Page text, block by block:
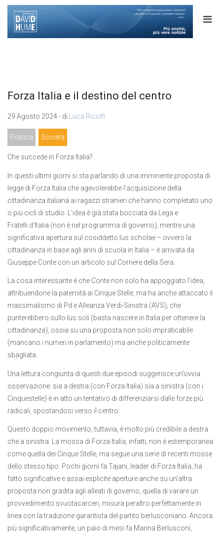
Forza Italia e il destino del centro
29 Agosto 2024 - di Luca Ricolfi
Politica Società
Che succede in Forza Italia?
In questi ultimi giorni si sta parlando di una imminente proposta di
legge di Forza Italia che agevolerebbe l’acquisizione della
cittadinanza italiana ai ragazzi stranieri che hanno completato uno
o più cicli di studio. L’idea è già stata bocciata da Lega e
Fratelli d’Italia (non è nel programma di governo), mentre una
significativa apertura sul cosiddetto Ius scholae – ovvero la
cittadinanza in base agli anni di scuola in Italia – è arrivata da
Giuseppe Conte con un articolo sul Corriere della Sera.
La cosa interessante è che Conte non solo ha appoggiato l’idea,
attribuendone la paternità ai Cinque Stelle, ma ha anche attaccato il
massimalismo di Pd e Alleanza Verdi-Sinistra (AVS), che
punterebbero sullo Ius soli (basta nascere in Italia per ottenere la
cittadinanza), ossia su una proposta non solo impraticabile
(mancano i numeri in parlamento) ma anche politicamente
sbagliata.
Una lettura congiunta di questi due episodi suggerisce un’ovvia
osservazione: sia a destra (con Forza Italia) sia a sinistra (con i
Cinquestelle) è in atto un tentativo di differenziarsi dalle forze più
radicali, spostandosi verso il centro.
Questo doppio movimento, tuttavia, è molto più credibile a destra
che a sinistra. La mossa di Forza Italia, infatti, non è estemporanea
come quella dei Cinque Stelle, ma segue una serie di recenti mosse
dello stesso tipo. Pochi giorni fa Tajani, leader di Forza Italia, ha
fatto significative e assai esplicite aperture anche su un’altra
proposta non gradita agli alleati di governo, quella di varare un
provvedimento svuotacarceri, misura peraltro perfettamente in
linea con la tradizione garantista del partito berlusconiano. Ancora
più significativamente, un paio di mesi fa Marina Berlusconi,